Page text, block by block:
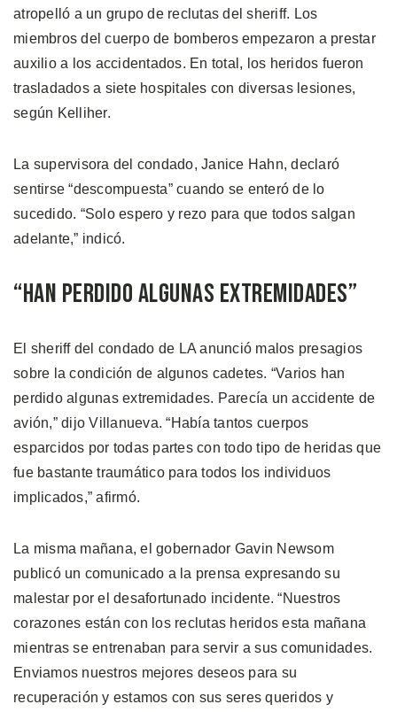
atropelló a un grupo de reclutas del sheriff. Los
miembros del cuerpo de bomberos empezaron a prestar
auxilio a los accidentados. En total, los heridos fueron
trasladados a siete hospitales con diversas lesiones,
según Kelliher.
La supervisora del condado, Janice Hahn, declaró
sentirse “descompuesta” cuando se enteró de lo
sucedido. “Solo espero y rezo para que todos salgan
adelante,” indicó.
“Han Perdido Algunas Extremidades”
El sheriff del condado de LA anunció malos presagios
sobre la condición de algunos cadetes. “Varios han
perdido algunas extremidades. Parecía un accidente de
avión,” dijo Villanueva. “Había tantos cuerpos
esparcidos por todas partes con todo tipo de heridas que
fue bastante traumático para todos los individuos
implicados,” afirmó.
La misma mañana, el gobernador Gavin Newsom
publicó un comunicado a la prensa expresando su
malestar por el desafortunado incidente. “Nuestros
corazones están con los reclutas heridos esta mañana
mientras se entrenaban para servir a sus comunidades.
Enviamos nuestros mejores deseos para su
recuperación y estamos con sus seres queridos y